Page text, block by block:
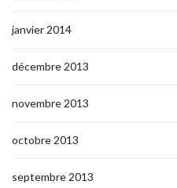
janvier 2014
décembre 2013
novembre 2013
octobre 2013
septembre 2013